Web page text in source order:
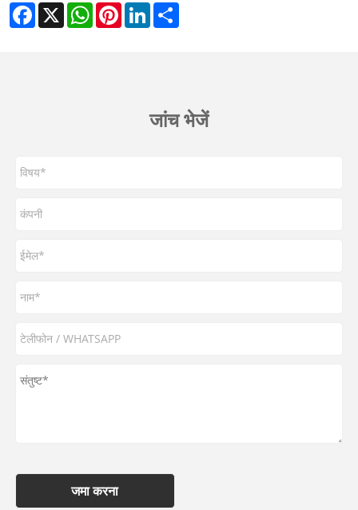
Facebook
X WhatsAppPinterestLinkedIn
जांच भेजें
जमा करना